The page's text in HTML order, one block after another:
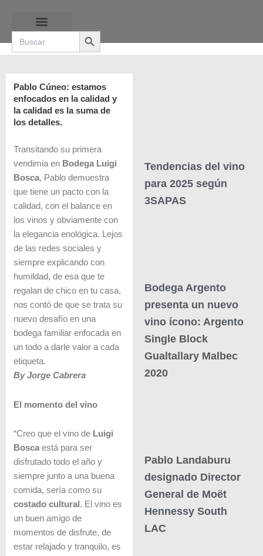
contenido
Search
for:
Search Button
Pablo Cúneo: estamos
enfocados en la calidad y
la calidad es la suma de
los detalles.
Transitando su primera
vendimia en Bodega Luigi
Bosca, Pablo demuestra
que tiene un pacto con la
calidad, con el balance en
los vinos y obviamente con
la elegancia enológica. Lejos
de las redes sociales y
siempre explicando con
humildad, de esa que te
regalan de chico en tu casa,
nos contó de que se trata su
nuevo desafío en una
bodega familiar enfocada en
un todo a darle valor a cada
etiqueta.
By Jorge Cabrera
El momento del vino
“Creo que el vino de Luigi
Boscaestá para ser
disfrutado todo el año y
siempre junto a una buena
comida, sería como su
costado cultural . El vino es
un buen amigo de
momentos de disfrute, de
estar relajado y tranquilo, es
Tendencias del vino
para 2025 según
3SAPAS
Bodega Argento
presenta un nuevo
vino ícono: Argento
Single Block
Gualtallary Malbec
2020
Pablo Landaburu
designado Director
General de Moët
Hennessy South
LAC